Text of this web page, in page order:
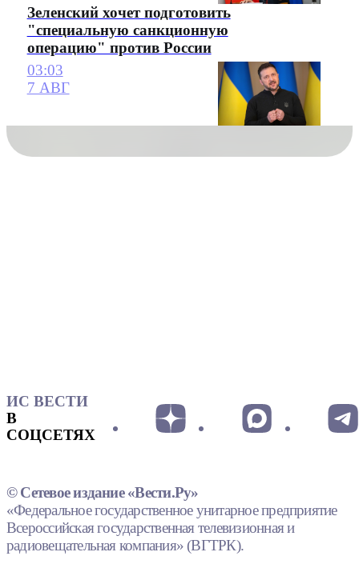
Зеленский хочет подготовить
"специальную санкционную
операцию" против России
03:03
7 АВГ
ИС ВЕСТИ
В
СОЦСЕТЯХ
© Сетевое издание «Вести.Ру»
«Федеральное государственное унитарное предприятие
Всероссийская государственная телевизионная и
радиовещательная компания» (ВГТРК).